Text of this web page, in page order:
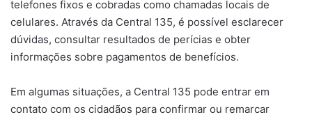
telefones fixos e cobradas como chamadas locais de
celulares. Através da Central 135, é possível esclarecer
dúvidas, consultar resultados de perícias e obter
informações sobre pagamentos de benefícios.
Em algumas situações, a Central 135 pode entrar em
contato com os cidadãos para confirmar ou remarcar